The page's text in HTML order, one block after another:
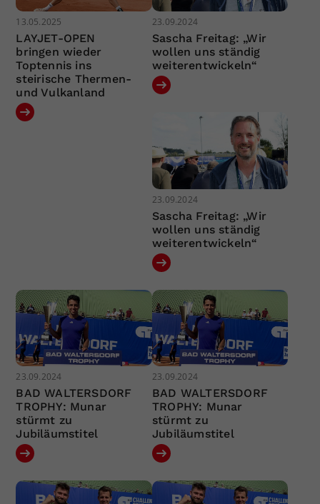
13.05.2025
LAYJET-OPEN
bringen wieder
Toptennis ins
steirische Thermen-
und Vulkanland
23.09.2024
Sascha Freitag: „Wir
wollen uns ständig
weiterentwickeln“
23.09.2024
Sascha Freitag: „Wir
wollen uns ständig
weiterentwickeln“
23.09.2024
BAD WALTERSDORF
TROPHY: Munar
stürmt zu
Jubiläumstitel
23.09.2024
BAD WALTERSDORF
TROPHY: Munar
stürmt zu
Jubiläumstitel